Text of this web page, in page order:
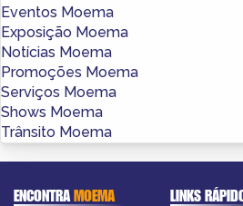
Eventos Moema
Exposição Moema
Notícias Moema
Promoções Moema
Serviços Moema
Shows Moema
Trânsito Moema
ENCONTRAMOEMA LINKS